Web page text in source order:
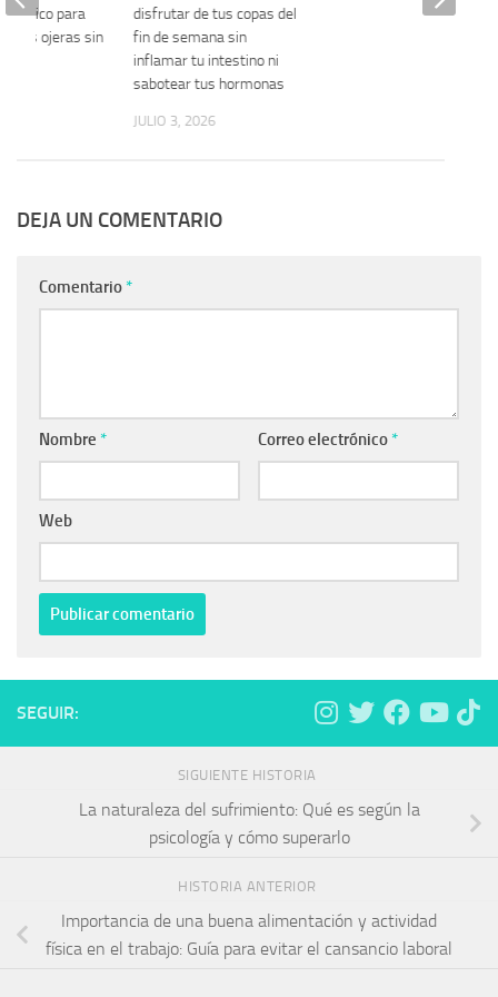
disfrutar de tus copas del
fin de semana sin
inflamar tu intestino ni
sabotear tus hormonas
JULIO 3, 2026
para
las ojeras sin
DEJA UN COMENTARIO
Comentario *
Nombre * Correo electrónico *
Web
SEGUIR:
SIGUIENTE HISTORIA
La naturaleza del sufrimiento: Qué es según la
psicología y cómo superarlo
HISTORIA ANTERIOR
Importancia de una buena alimentación y actividad
física en el trabajo: Guía para evitar el cansancio laboral